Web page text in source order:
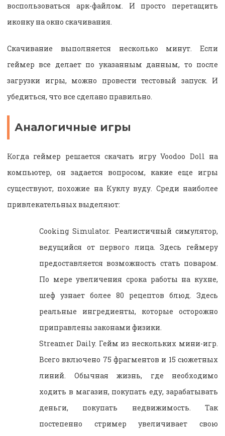
воспользоваться арк-файлом. И просто перетащить
иконку на окно скачивания.
Скачивание выполняется несколько минут. Если
геймер все делает по указанным данным, то после
загрузки игры, можно провести тестовый запуск. И
убедиться, что все сделано правильно.
Аналогичные игры
Когда геймер решается скачать игру Voodoo Doll на
компьютер, он задается вопросом, какие еще игры
существуют, похожие на Куклу вуду. Среди наиболее
привлекательных выделяют:
Cooking Simulator. Реалистичный симулятор,
ведущийся от первого лица. Здесь геймеру
предоставляется возможность стать поваром.
По мере увеличения срока работы на кухне,
шеф узнает более 80 рецептов блюд. Здесь
реальные ингредиенты, которые осторожно
приправлены законами физики.
Streamer Daily. Гейм из нескольких мини-игр.
Всего включено 75 фрагментов и 15 сюжетных
линий. Обычная жизнь, где необходимо
ходить в магазин, покупать еду, зарабатывать
деньги, покупать недвижимость. Так
постепенно стример увеличивает свою